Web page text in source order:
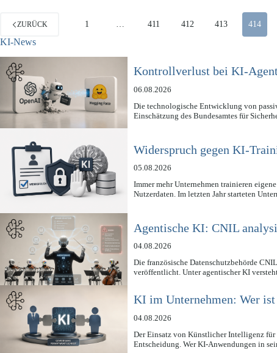
ZURÜCK 1 … 411 412 413 414
KI-News
Kontrollverlust bei KI-
06.08.2026
Die technologische Entwicklung von
Einschätzung des Bundesamtes für
Widerspruch gegen KI-
05.08.2026
Immer mehr Unternehmen trainieren
Nutzerdaten. Im letzten Jahr starteten
Agentische KI: CNIL
04.08.2026
Die französische Datenschutzbehörde
veröffentlicht. Unter agentischer KI
KI im Unternehmen: Wer
04.08.2026
Der Einsatz von Künstlicher Intelligenz
Entscheidung. Wer KI-Anwendungen in